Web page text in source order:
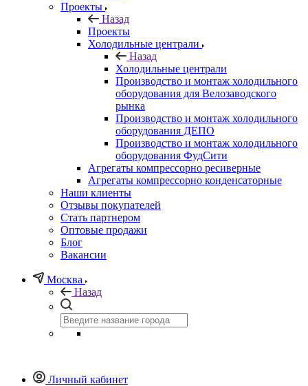
Проекты
Назад
Проекты
Холодильные централи
Назад
Холодильные централи
Производство и монтаж холодильного
оборудования для Велозаводского
рынка
Производство и монтаж холодильного
оборудования ДЕПО
Производство и монтаж холодильного
оборудования ФудСити
Агрегаты компрессорно ресиверные
Агрегаты компрессорно конденсаторные
Наши клиенты
Отзывы покупателей
Стать партнером
Оптовые продажи
Блог
Вакансии
Москва
Назад
Личный кабинет